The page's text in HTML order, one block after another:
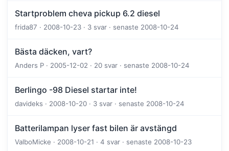
Startproblem cheva pickup 6.2 diesel
frida87 · 2008-10-23 · 3 svar · senaste 2008-10-24
Bästa däcken, vart?
Anders P · 2005-12-02 · 20 svar · senaste 2008-10-24
Berlingo -98 Diesel startar inte!
davideks · 2008-10-20 · 3 svar · senaste 2008-10-24
Batterilampan lyser fast bilen är avstängd
ValboMicke · 2008-10-21 · 4 svar · senaste 2008-10-23